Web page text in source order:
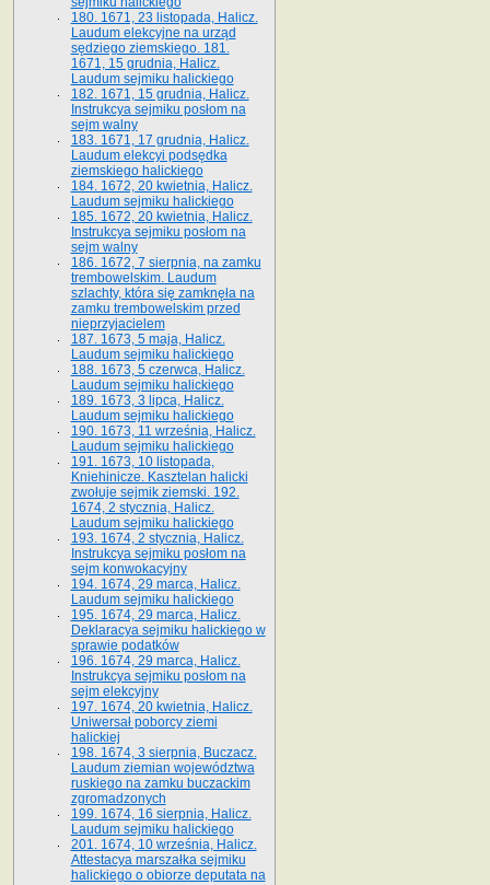
180. 1671, 23 listopada, Halicz.
Laudum elekcyjne na urząd
sędziego ziemskiego. 181.
1671, 15 grudnia, Halicz.
Laudum sejmiku halickiego
182. 1671, 15 grudnia, Halicz.
Instrukcya sejmiku posłom na
sejm walny
183. 1671, 17 grudnia, Halicz.
Laudum elekcyi podsędka
ziemskiego halickiego
184. 1672, 20 kwietnia, Halicz.
Laudum sejmiku halickiego
185. 1672, 20 kwietnia, Halicz.
Instrukcya sejmiku posłom na
sejm walny
186. 1672, 7 sierpnia, na zamku
trembowelskim. Laudum
szlachty, która się zamknęła na
zamku trembowelskim przed
nieprzyjacielem
187. 1673, 5 maja, Halicz.
Laudum sejmiku halickiego
188. 1673, 5 czerwca, Halicz.
Laudum sejmiku halickiego
189. 1673, 3 lipca, Halicz.
Laudum sejmiku halickiego
190. 1673, 11 września, Halicz.
Laudum sejmiku halickiego
191. 1673, 10 listopada,
Kniehinicze. Kasztelan halicki
zwołuje sejmik ziemski. 192.
1674, 2 stycznia, Halicz.
Laudum sejmiku halickiego
193. 1674, 2 stycznia, Halicz.
Instrukcya sejmiku posłom na
sejm konwokacyjny
194. 1674, 29 marca, Halicz.
Laudum sejmiku halickiego
195. 1674, 29 marca, Halicz.
Deklaracya sejmiku halickiego w
sprawie podatków
196. 1674, 29 marca, Halicz.
Instrukcya sejmiku posłom na
sejm elekcyjny
197. 1674, 20 kwietnia, Halicz.
Uniwersał poborcy ziemi
halickiej
198. 1674, 3 sierpnia, Buczacz.
Laudum ziemian województwa
ruskiego na zamku buczackim
zgromadzonych
199. 1674, 16 sierpnia, Halicz.
Laudum sejmiku halickiego
201. 1674, 10 września, Halicz.
Attestacya marszałka sejmiku
halickiego o obiorze deputata na